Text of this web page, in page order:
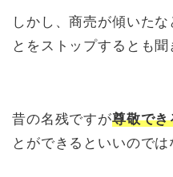
しかし、商売が傾いた
とをストップするとも聞
昔の名残ですが尊敬でき
とができるといいので